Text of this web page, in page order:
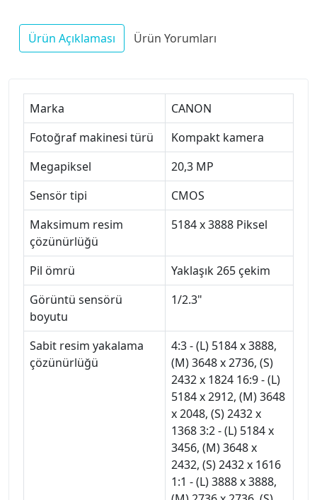
Ürün Açıklaması Ürün Yorumları
Marka
CANON
Fotoğraf makinesi türü
Kompakt kamera
Megapiksel
20,3 MP
Sensör tipi
CMOS
Maksimum resim
çözünürlüğü
5184 x 3888 Piksel
Pil ömrü
Yaklaşık 265 çekim
Görüntü sensörü
boyutu
1/2.3"
Sabit resim yakalama
çözünürlüğü
4:3 - (L) 5184 x 3888,
(M) 3648 x 2736, (S)
2432 x 1824 16:9 - (L)
5184 x 2912, (M) 3648
x 2048, (S) 2432 x
1368 3:2 - (L) 5184 x
3456, (M) 3648 x
2432, (S) 2432 x 1616
1:1 - (L) 3888 x 3888,